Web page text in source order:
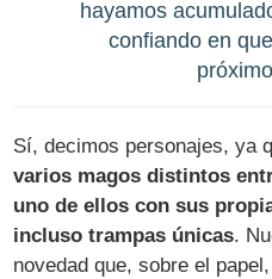
hayamos
confiando en
Sí, decimos personajes, ya
varios magos distintos
uno de ellos con sus
incluso trampas únicas.
novedad que, sobre el